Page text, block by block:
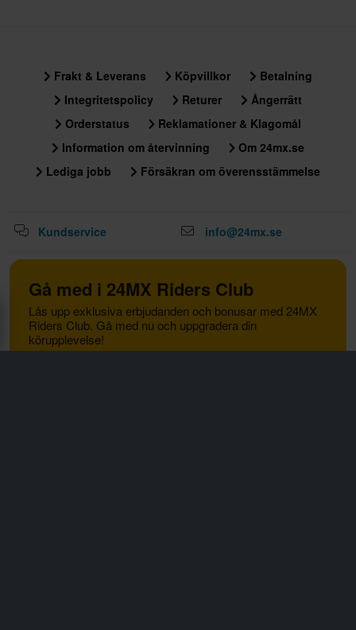
Frakt & Leverans Köpvillkor
Betalning
Integritetspolicy
Returer
Ångerrätt
Orderstatus
Reklamationer & Klagomål
Information om återvinning
Om 24mx.se
Lediga jobb
Försäkran om överensstämmelse
Kundservice info@24mx.se
Gå med i 24MX Riders Club
Lås upp exklusiva erbjudanden och bonusar med 24MX
Riders Club. Gå med nu och uppgradera din
körupplevelse!